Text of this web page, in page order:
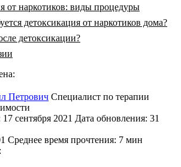
от наркотиков: виды процедуры
детоксикация от наркотиков дома?
детоксикации?
Петрович Специалист по терапии
сентября 2021 Дата обновления: 31
Среднее время прочтения: 7 мин